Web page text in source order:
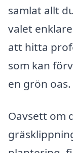
samlat allt
valet
att hitta
som kan
en grön oas.
Oavsett om